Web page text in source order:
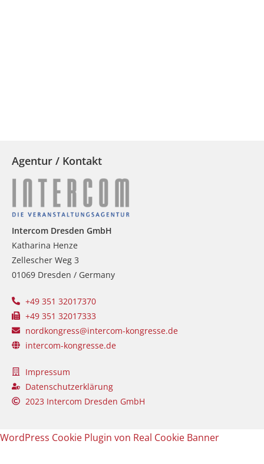
Agentur / Kontakt
Intercom Dresden GmbH
Katharina Henze
Zellescher Weg 3
01069 Dresden / Germany
+49 351 32017370
+49 351 32017333
nordkongress@intercom-kongresse.de
intercom-kongresse.de
Impressum
Datenschutzerklärung
2023 Intercom Dresden GmbH
WordPress Cookie Plugin von Real Cookie Banner